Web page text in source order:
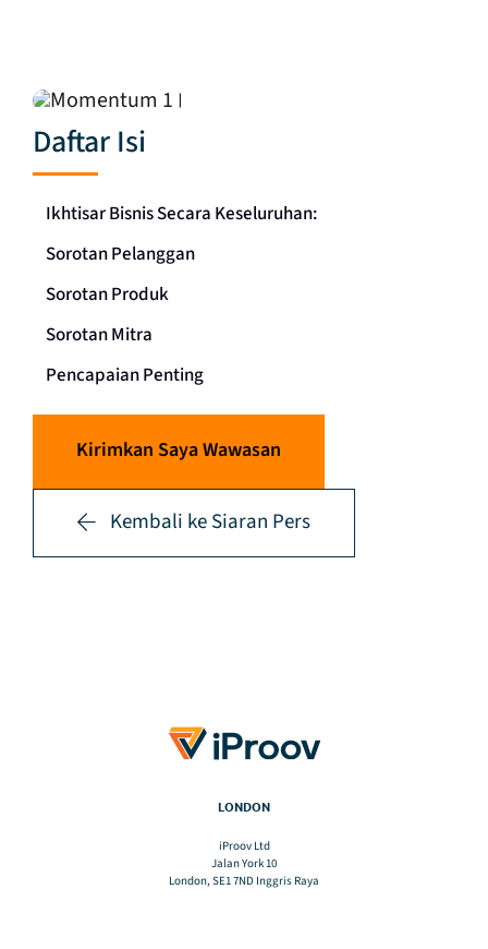
Daftar Isi
Ikhtisar Bisnis Secara Keseluruhan:
Sorotan Pelanggan
Sorotan Produk
Sorotan Mitra
Pencapaian Penting
Kirimkan Saya Wawasan
Kembali ke Siaran Pers
LONDON
iProov Ltd
Jalan York 10
London, SE1 7ND Inggris Raya